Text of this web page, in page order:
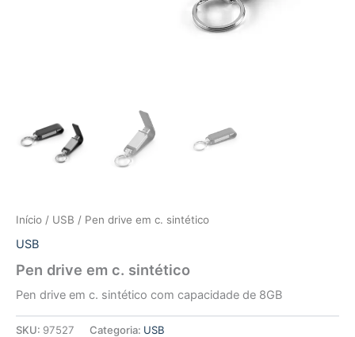
Início / USB / Pen drive em c. sintético
USB
Pen drive em c. sintético
Pen drive em c. sintético com capacidade de 8GB
SKU: 97527 Categoria: USB